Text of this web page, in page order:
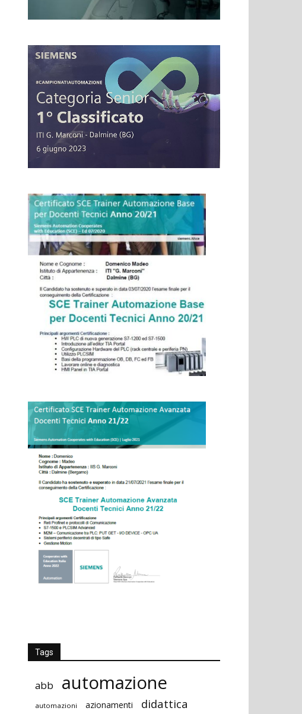
Tags
abb automazione
automazioni azionamenti didattica